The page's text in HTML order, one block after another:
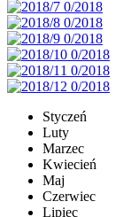
Styczeń
Luty
Marzec
Kwiecień
Maj
Czerwiec
Lipiec